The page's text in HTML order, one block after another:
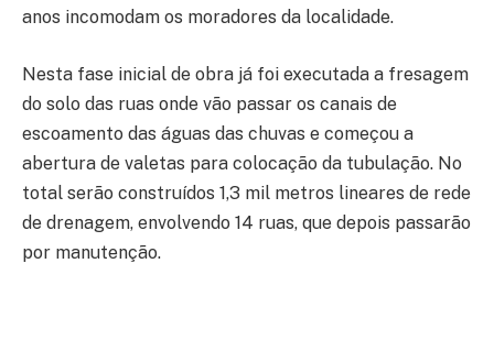
anos incomodam os moradores da localidade.
Nesta fase inicial de obra já foi executada a fresagem
do solo das ruas onde vão passar os canais de
escoamento das águas das chuvas e começou a
abertura de valetas para colocação da tubulação. No
total serão construídos 1,3 mil metros lineares de rede
de drenagem, envolvendo 14 ruas, que depois passarão
por manutenção.